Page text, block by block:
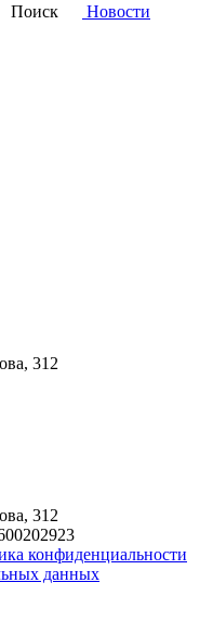
Поиск
Новости
312
312
конфиденциальности
данных